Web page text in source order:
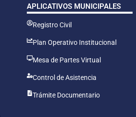
APLICATIVOS MUNICIPALES
Registro Civil
Plan Operativo Institucional
Mesa de Partes Virtual
Control de Asistencia
Trámite Documentario